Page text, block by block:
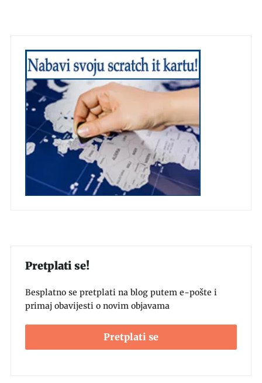
Pretplati se!
Besplatno se pretplati na blog putem e-pošte i
primaj obavijesti o novim objavama
Pretplati se